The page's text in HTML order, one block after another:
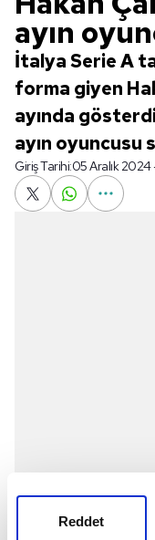
Reddet
ayın
İtalya Serie A
forma giyen
ayında
ayın oyuncusu
Giriş Tarihi:05 Aralık 2024
Milli futbolcumuz